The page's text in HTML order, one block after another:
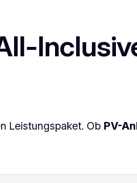
Leistungspaket. Ob PV-